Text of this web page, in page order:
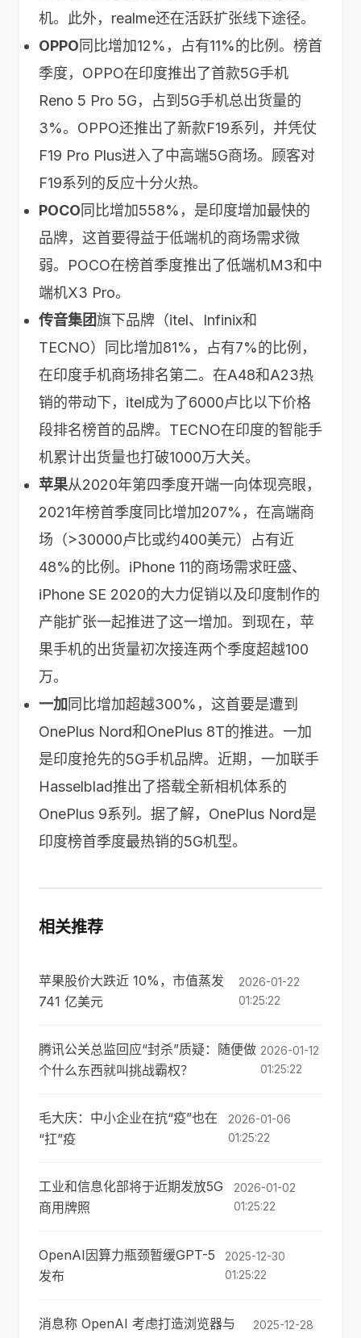
机。此外，realme还在活跃扩张线下途径。
OPPO同比增加12%，占有11%的比例。榜首
季度，OPPO在印度推出了首款5G手机
Reno 5 Pro 5G，占到5G手机总出货量的
3%。OPPO还推出了新款F19系列，并凭仗
F19 Pro Plus进入了中高端5G商场。顾客对
F19系列的反应十分火热。
POCO同比增加558%，是印度增加最快的
品牌，这首要得益于低端机的商场需求微
弱。POCO在榜首季度推出了低端机M3和中
端机X3 Pro。
传音集团旗下品牌（itel、Infinix和
TECNO）同比增加81%，占有7%的比例，
在印度手机商场排名第二。在A48和A23热
销的带动下，itel成为了6000卢比以下价格
段排名榜首的品牌。TECNO在印度的智能手
机累计出货量也打破1000万大关。
苹果从2020年第四季度开端一向体现亮眼，
2021年榜首季度同比增加207%，在高端商
场（>30000卢比或约400美元）占有近
48%的比例。iPhone 11的商场需求旺盛、
iPhone SE 2020的大力促销以及印度制作的
产能扩张一起推进了这一增加。到现在，苹
果手机的出货量初次接连两个季度超越100
万。
一加 同比增加超越300%，这首要是遭到
OnePlus Nord和OnePlus 8T的推进。一加
是印度抢先的5G手机品牌。近期，一加联手
Hasselblad推出了搭载全新相机体系的
OnePlus 9系列。据了解，OnePlus Nord是
印度榜首季度最热销的5G机型。
相关推荐
苹果股价大跌近 10%，市值蒸发
741 亿美元
2026-01-22
01:25:22
腾讯公关总监回应“封杀”质疑：随便做
个什么东西就叫挑战霸权？
2026-01-12
01:25:22
毛大庆：中小企业在抗“疫”也在
“扛”疫
2026-01-06
01:25:22
工业和信息化部将于近期发放5G
商用牌照
2026-01-02
01:25:22
OpenAI因算力瓶颈暂缓GPT-5
发布
2025-12-30
01:25:22
消息称 OpenAI 考虑打造浏览器与
2025-12-28